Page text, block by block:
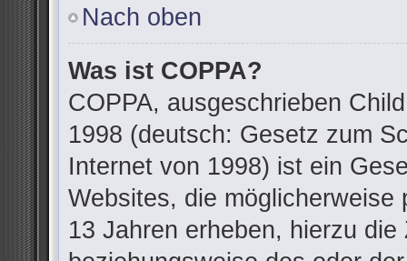
Nach oben
Was ist COPPA?
COPPA, ausgeschrieben
1998 (deutsch: Gesetz zum
Internet von 1998) ist ein
Websites, die
13 Jahren erheben, hierzu